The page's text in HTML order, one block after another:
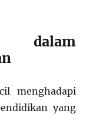
dalam
menghadapi
yang